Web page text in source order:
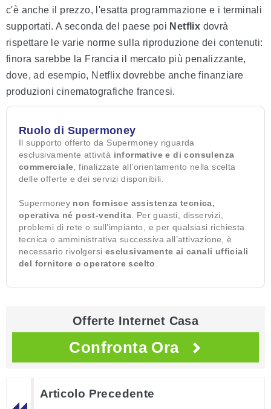
c'è anche il prezzo, l'esatta programmazione e i terminali
supportati. A seconda del paese poi Netflix dovrà
rispettare le varie norme sulla riproduzione dei contenuti:
finora sarebbe la Francia il mercato più penalizzante,
dove, ad esempio, Netflix dovrebbe anche finanziare
produzioni cinematografiche francesi.
Ruolo di Supermoney
Il supporto offerto da Supermoney riguarda
esclusivamente attività informative e di consulenza
commerciale, finalizzate all’orientamento nella scelta
delle offerte e dei servizi disponibili.
Supermoney non fornisce assistenza tecnica,
operativa né post-vendita. Per guasti, disservizi,
problemi di rete o sull’impianto, e per qualsiasi richiesta
tecnica o amministrativa successiva all’attivazione, è
necessario rivolgersi esclusivamente ai canali ufficiali
del fornitore o operatore scelto.
Offerte Internet Casa
Confronta Ora
Articolo Precedente